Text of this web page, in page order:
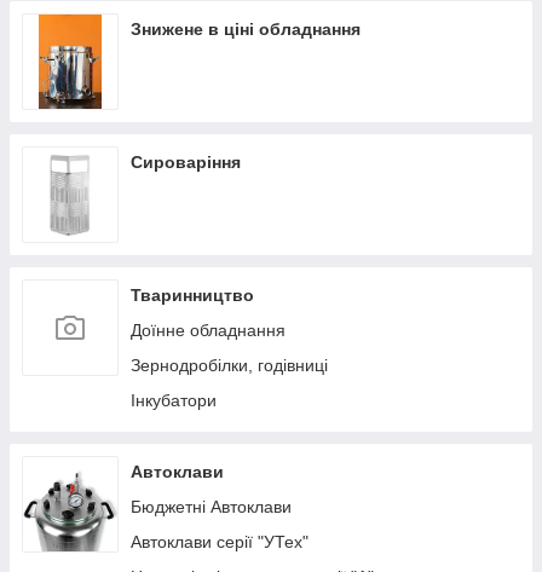
Знижене в ціні обладнання
Сироваріння
Тваринництво
Доїнне обладнання
Зернодробілки, годівниці
Інкубатори
Автоклави
Бюджетні Автоклави
Автоклави серії "УТех"